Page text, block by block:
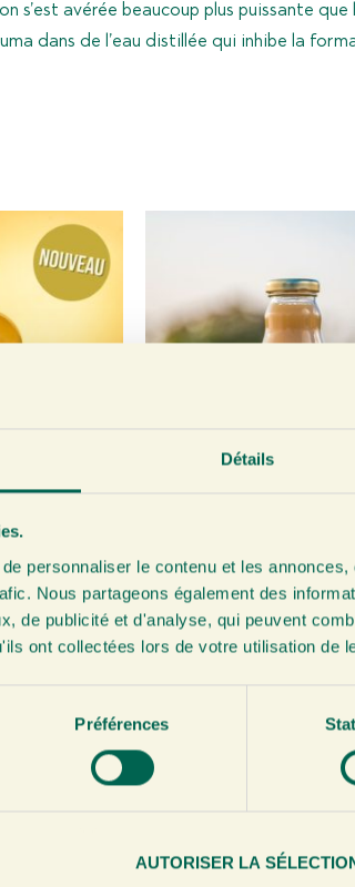
Détails
personnaliser le contenu et les
Nous partageons également des
de publicité et d'analyse, qui peuvent
ont collectées lors de votre utilisation de
Préférences
AUTORISER LA
avérée beaucoup plus puissante que
dans de l’eau distillée qui inhibe la
Jus de
200ml
€4,25
VOIR &